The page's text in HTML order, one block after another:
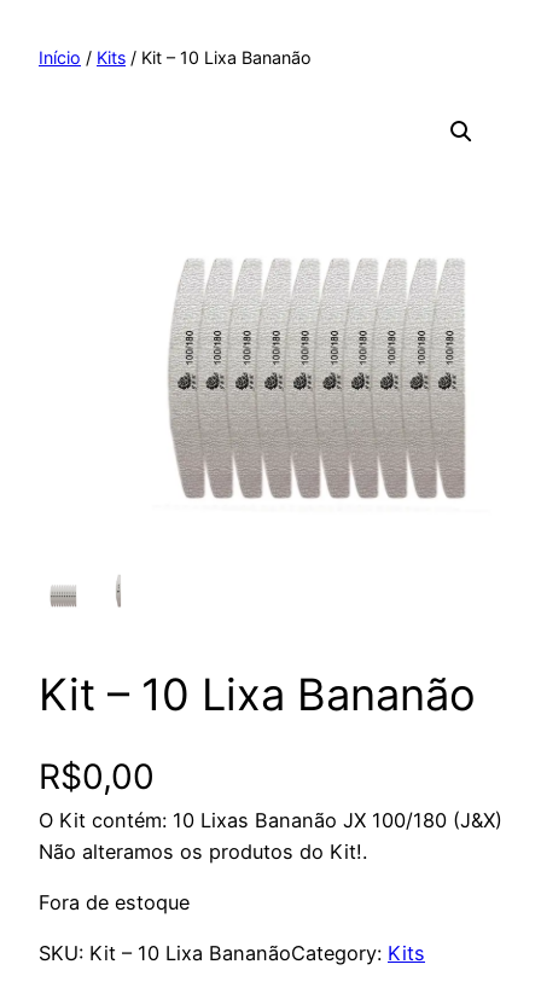
paraInício / Kits / Kit – 10 Lixa Bananão
Kit – 10 Lixa Bananão
R$0,00
O Kit contém: 10 Lixas Bananão JX 100/180 (J&X)
Não alteramos os produtos do Kit!.
Fora de estoque
SKU: Kit – 10 Lixa BananãoCategory: Kits